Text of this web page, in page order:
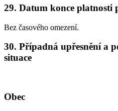
29. Datum konce platnosti
Bez časového omezení.
30. Případná upřesnění a
situace
Obec